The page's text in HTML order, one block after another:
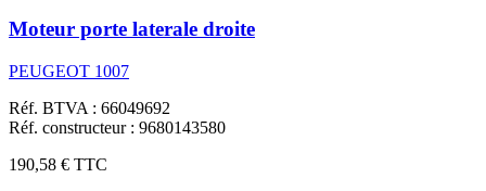
Moteur porte laterale droite
PEUGEOT 1007
Réf. BTVA : 66049692
Réf. constructeur : 9680143580
190,58 € TTC